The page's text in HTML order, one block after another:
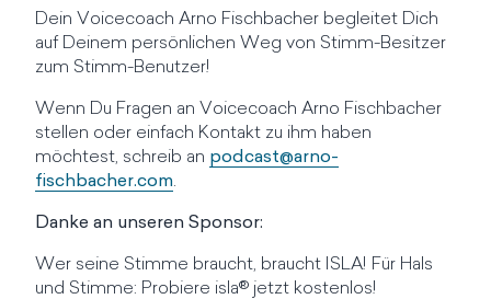
Dein Voicecoach Arno Fischbacher begleitet Dich
auf Deinem persönlichen Weg von Stimm-Besitzer
zum Stimm-Benutzer!
Wenn Du Fragen an Voicecoach Arno Fischbacher
stellen oder einfach Kontakt zu ihm haben
möchtest, schreib an podcast@arno-
fischbacher.com.
Danke an unseren Sponsor:
Wer seine Stimme braucht, braucht ISLA! Für Hals
und Stimme: Probiere isla® jetzt kostenlos!